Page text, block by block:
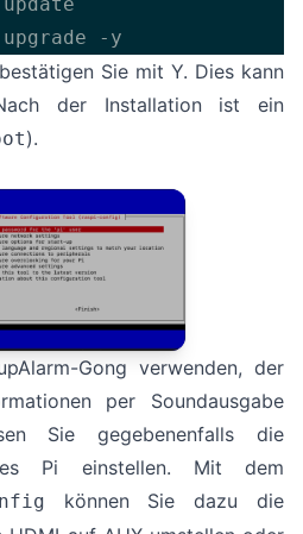
-y
Sie mit Y. Dies kann
der Installation ist ein
).
Gong verwenden, der
per Soundausgabe
Sie gegebenenfalls die
Pi einstellen. Mit dem
können Sie dazu die